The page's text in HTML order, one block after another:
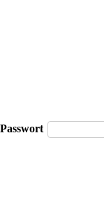
Passwort